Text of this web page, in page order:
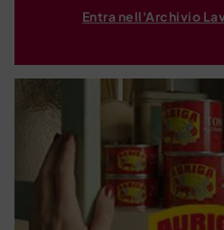
Entra nell'Archivio